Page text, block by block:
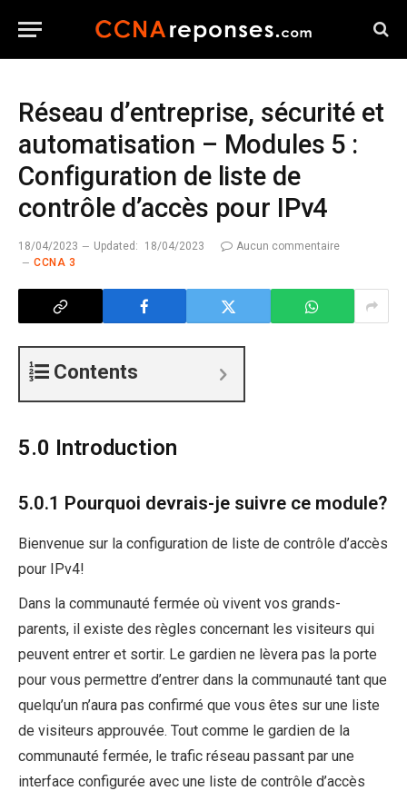
Réseau d’entreprise, sécurité et
automatisation – Modules 5 :
Configuration de liste de
contrôle d’accès pour IPv4
18/04/2023 Updated: 18/04/2023
Aucun commentaire
CCNA 3
Contents
5.0 Introduction
5.0.1 Pourquoi devrais-je suivre ce module?
Bienvenue sur la configuration de liste de contrôle d’accès
pour IPv4!
Dans la communauté fermée où vivent vos grands-
parents, il existe des règles concernant les visiteurs qui
peuvent entrer et sortir. Le gardien ne lèvera pas la porte
pour vous permettre d’entrer dans la communauté tant que
quelqu’un n’aura pas confirmé que vous êtes sur une liste
de visiteurs approuvée. Tout comme le gardien de la
communauté fermée, le trafic réseau passant par une
interface configurée avec une liste de contrôle d’accès